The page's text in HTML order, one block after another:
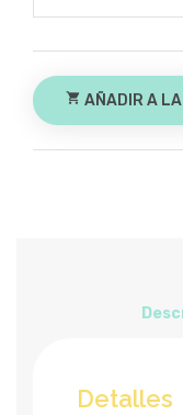
shopping_cart AÑADIR A
Detalles